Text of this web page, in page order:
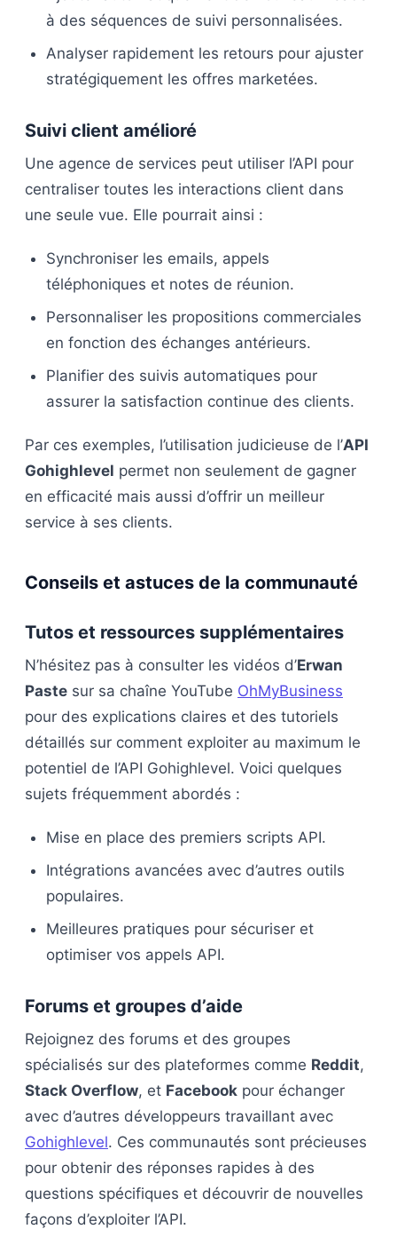
à des séquences de suivi personnalisées.
Analyser rapidement les retours pour ajuster
stratégiquement les offres marketées.
Suivi client amélioré
Une agence de services peut utiliser l’API pour
centraliser toutes les interactions client dans
une seule vue. Elle pourrait ainsi :
Synchroniser les emails, appels
téléphoniques et notes de réunion.
Personnaliser les propositions commerciales
en fonction des échanges antérieurs.
Planifier des suivis automatiques pour
assurer la satisfaction continue des clients.
Par ces exemples, l’utilisation judicieuse de l’API
Gohighlevel permet non seulement de gagner
en efficacité mais aussi d’offrir un meilleur
service à ses clients.
Conseils et astuces de la communauté
Tutos et ressources supplémentaires
N’hésitez pas à consulter les vidéos d’Erwan
Paste sur sa chaîne YouTube OhMyBusiness
pour des explications claires et des tutoriels
détaillés sur comment exploiter au maximum le
potentiel de l’API Gohighlevel. Voici quelques
sujets fréquemment abordés :
Mise en place des premiers scripts API.
Intégrations avancées avec d’autres outils
populaires.
Meilleures pratiques pour sécuriser et
optimiser vos appels API.
Forums et groupes d’aide
Rejoignez des forums et des groupes
spécialisés sur des plateformes comme Reddit,
Stack Overflow, et Facebook pour échanger
avec d’autres développeurs travaillant avec
Gohighlevel. Ces communautés sont précieuses
pour obtenir des réponses rapides à des
questions spécifiques et découvrir de nouvelles
façons d’exploiter l’API.